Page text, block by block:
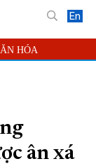
En
HÓA
ân xá